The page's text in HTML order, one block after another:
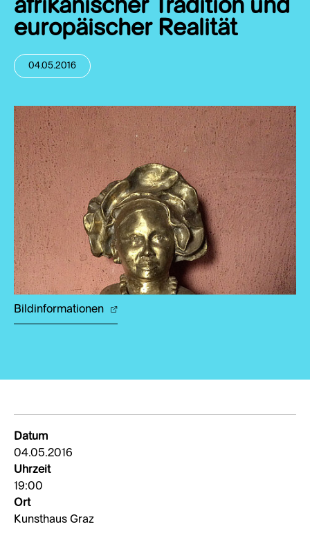
afrikanischer Tradition und
europäischer Realität
04.05.2016
Bildinformationen
Datum
04.05.2016
Uhrzeit
19:00
Ort
Kunsthaus Graz